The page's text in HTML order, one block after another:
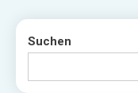
Suchen